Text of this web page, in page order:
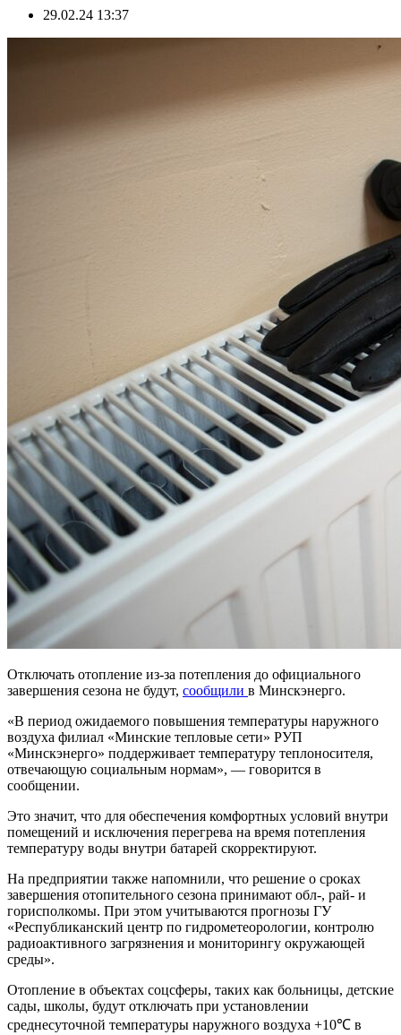
29.02.24 13:37
Отключать отопление из-за потепления до официального
завершения сезона не будут, сообщили в Минскэнерго.
«В период ожидаемого повышения температуры наружного
воздуха филиал «Минские тепловые сети» РУП
«Минскэнерго» поддерживает температуру теплоносителя,
отвечающую социальным нормам», — говорится в
сообщении.
Это значит, что для обеспечения комфортных условий внутри
помещений и исключения перегрева на время потепления
температуру воды внутри батарей скорректируют.
На предприятии также напомнили, что решение о сроках
завершения отопительного сезона принимают обл-, рай- и
горисполкомы. При этом учитываются прогнозы ГУ
«Республиканский центр по гидрометеорологии, контролю
радиоактивного загрязнения и мониторингу окружающей
среды».
Отопление в объектах соцсферы, таких как больницы, детские
сады, школы, будут отключать при установлении
среднесуточной температуры наружного воздуха +10℃ в